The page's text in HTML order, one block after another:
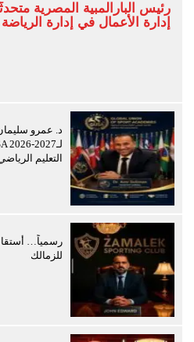
رئيس البارالمبية المصرية
إدارة الأعمال في إدارة
د. عمرو
التعليم
رسمياً…
للزمالك